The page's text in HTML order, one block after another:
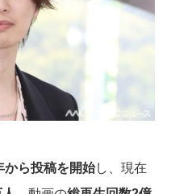
から投稿を開始し、現在